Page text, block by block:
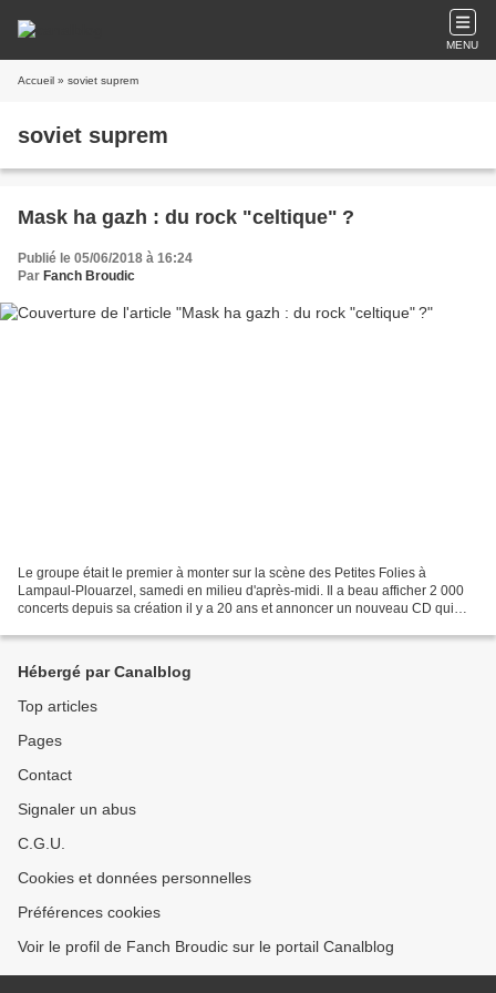
MENU
Accueil » soviet suprem
soviet suprem
Mask ha gazh : du rock "celtique" ?
Publié le 05/06/2018 à 16:24
Par Fanch Broudic
Le groupe était le premier à monter sur la scène des Petites Folies à
Lampaul-Plouarzel, samedi en milieu d'après-midi. Il a beau afficher 2 000
concerts depuis sa création il y a 20 ans et annoncer un nouveau CD qui
Hébergé par Canalblog
Top articles
Pages
Contact
Signaler un abus
C.G.U.
Cookies et données personnelles
Préférences cookies
Voir le profil de Fanch Broudic sur le portail Canalblog